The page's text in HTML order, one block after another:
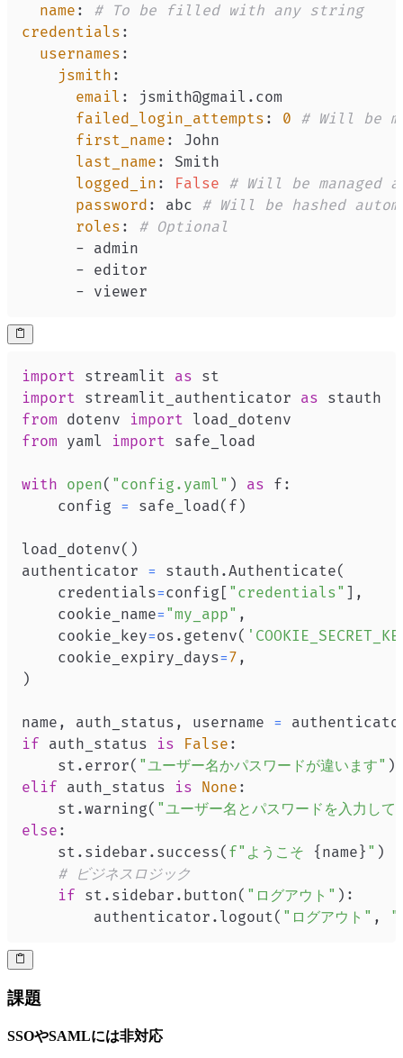
name :
# To be filled with any string
credentials :
usernames :
jsmith :
email :
failed_login_attempts : 0
# Will be
first_name :
last_name :
logged_in : False
# Will be managed
password : abc # Will be hashed
roles :
# Optional
-
-
- viewer
import streamlit as
import streamlit_authenticator as
from dotenv import
from yaml import
with open( "config.yaml" ) as f :
    config
= safe_load( f )
load_dotenv( )
authenticator = stauth .Authenticate(
    credentials
=config [ "credentials" ] ,
    cookie_name
= "my_app" ,
    cookie_key
=os . getenv(
    cookie_expiry_days
=7 ,
)
name , auth_status , username =
if auth_status is False :
    st
. error( "ユーザー名かパスワードが違います" )
elif auth_status is None :
    st
.warning( "ユーザー名とパスワードを入力して
else :
    st
. sidebar . success( f"ようこそ { name } " )
# ビジネスロジック
if st . sidebar . button( "ログアウト" ) :
        authenticator
. logout( "ログアウト" ,
課題
SSOやSAMLには非対応